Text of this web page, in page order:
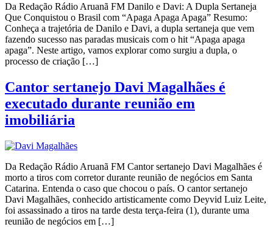
Da Redação Rádio Aruanã FM Danilo e Davi: A Dupla Sertaneja
Que Conquistou o Brasil com “Apaga Apaga Apaga” Resumo:
Conheça a trajetória de Danilo e Davi, a dupla sertaneja que vem
fazendo sucesso nas paradas musicais com o hit “Apaga apaga
apaga”. Neste artigo, vamos explorar como surgiu a dupla, o
processo de criação […]
Cantor sertanejo Davi Magalhães é
executado durante reunião em
imobiliária
Da Redação Rádio Aruanã FM Cantor sertanejo Davi Magalhães é
morto a tiros com corretor durante reunião de negócios em Santa
Catarina. Entenda o caso que chocou o país. O cantor sertanejo
Davi Magalhães, conhecido artisticamente como Deyvid Luiz Leite,
foi assassinado a tiros na tarde desta terça-feira (1), durante uma
reunião de negócios em […]